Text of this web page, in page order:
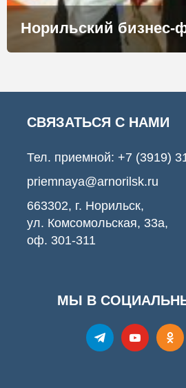
СВЯЗАТЬСЯ С НАМИ
Тел. приемной: +7 (3919)
priemnaya@arnorilsk.ru
663302, г. Норильск,
ул. Комсомольская, 33а,
оф. 301-311
МЫ В